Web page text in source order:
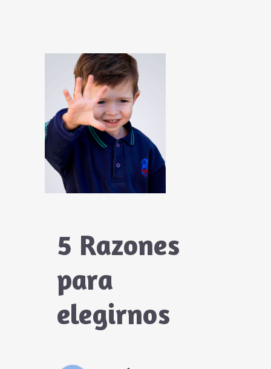
5 Razones
para
elegirnos